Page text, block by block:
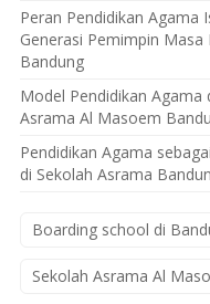
Peran Pendidikan Agama
Generasi Pemimpin
Bandung
Model Pendidikan Agama
Asrama Al Masoem
Pendidikan Agama
di Sekolah Asrama
Boarding school di
Sekolah Asrama Al